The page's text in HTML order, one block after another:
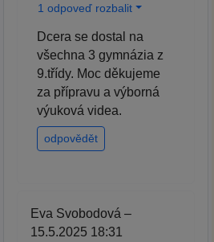
1 odpoveď rozbalit
Dcera se dostal na
všechna 3 gymnázia z
9.třídy. Moc děkujeme
za přípravu a výborná
výuková videa.
odpovědět
Eva Svobodová –
15.5.2025 18:31